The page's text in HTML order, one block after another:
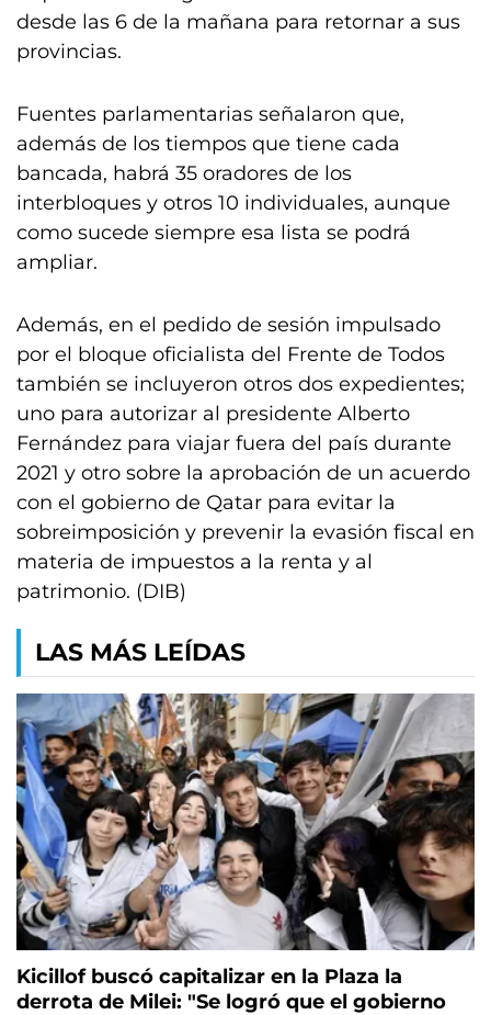
desde las 6 de la mañana para retornar a sus
provincias.
Fuentes parlamentarias señalaron que,
además de los tiempos que tiene cada
bancada, habrá 35 oradores de los
interbloques y otros 10 individuales, aunque
como sucede siempre esa lista se podrá
ampliar.
Además, en el pedido de sesión impulsado
por el bloque oficialista del Frente de Todos
también se incluyeron otros dos expedientes;
uno para autorizar al presidente Alberto
Fernández para viajar fuera del país durante
2021 y otro sobre la aprobación de un acuerdo
con el gobierno de Qatar para evitar la
sobreimposición y prevenir la evasión fiscal en
materia de impuestos a la renta y al
patrimonio. (DIB)
LAS MÁS LEÍDAS
Kicillof buscó capitalizar en la Plaza la
derrota de Milei: "Se logró que el gobierno